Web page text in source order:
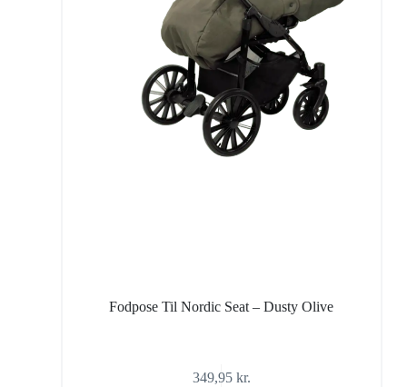
Fodpose Til Nordic Seat – Dusty Olive
349,95 kr.